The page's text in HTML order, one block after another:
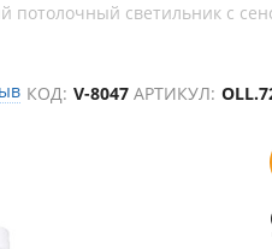
потолочный светильник с
КОД: V-8047 АРТИКУЛ: